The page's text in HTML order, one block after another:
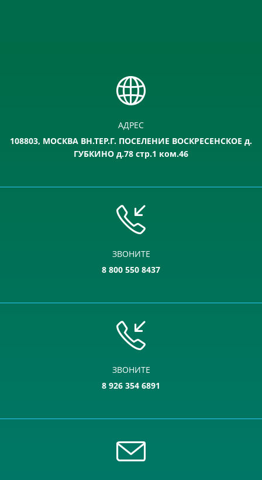
АДРЕС
108803, МОСКВА ВН.ТЕР.Г. ПОСЕЛЕНИЕ ВОСКРЕСЕНСКОЕ д.
ГУБКИНО д.78 стр.1 ком.46
ЗВОНИТЕ
8 800 550 8437
ЗВОНИТЕ
8 926 354 6891